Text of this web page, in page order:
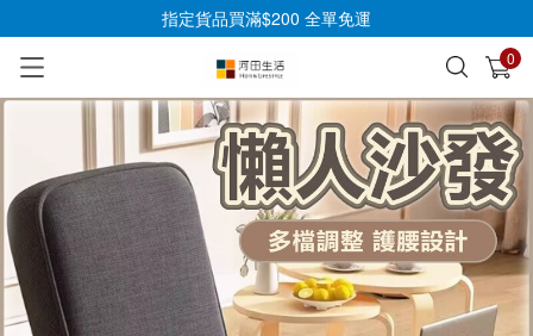
指定貨品買滿$200 全單免運
0
已加入購物車 查看